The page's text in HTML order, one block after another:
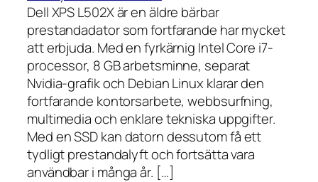
Dell XPS L502X är en äldre bärbar
prestandadator som fortfarande har mycket
att erbjuda. Med en fyrkärnig Intel Core i7-
processor, 8 GB arbetsminne, separat
Nvidia-grafik och Debian Linux klarar den
fortfarande kontorsarbete, webbsurfning,
multimedia och enklare tekniska uppgifter.
Med en SSD kan datorn dessutom få ett
tydligt prestandalyft och fortsätta vara
användbar i många år. […]